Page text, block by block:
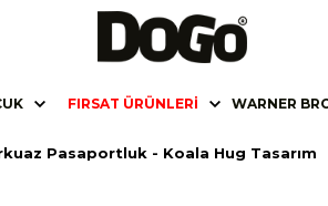
FIRSAT ÜRÜNLERI WARNER
Pasaportluk - Koala Hug Tasarım